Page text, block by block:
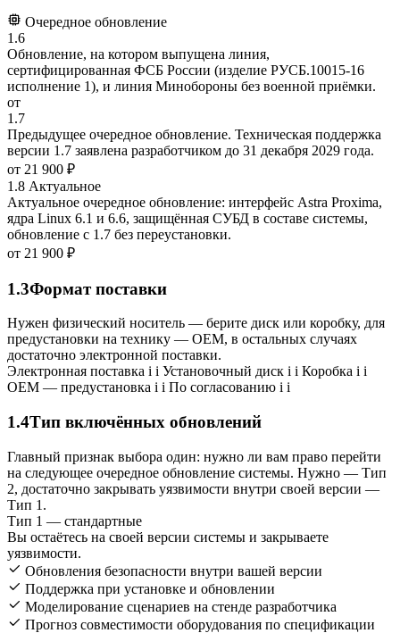
Очередное обновление
1.6
Обновление, на котором выпущена линия,
сертифицированная ФСБ России (изделие РУСБ.10015-16
исполнение 1), и линия Минобороны без военной приёмки.
от
1.7
Предыдущее очередное обновление. Техническая поддержка
версии 1.7 заявлена разработчиком до 31 декабря 2029 года.
от 21 900 ₽
1.8 Актуальное
Актуальное очередное обновление: интерфейс Astra Proxima,
ядра Linux 6.1 и 6.6, защищённая СУБД в составе системы,
обновление с 1.7 без переустановки.
от 21 900 ₽
1.3Формат поставки
Нужен физический носитель — берите диск или коробку, для
предустановки на технику — OEM, в остальных случаях
достаточно электронной поставки.
Электронная поставка i i Установочный диск i i Коробка i i
OEM — предустановка i i По согласованию i i
1.4Тип включённых обновлений
Главный признак выбора один: нужно ли вам право перейти
на следующее очередное обновление системы. Нужно — Тип
2, достаточно закрывать уязвимости внутри своей версии —
Тип 1.
Тип 1 — стандартные
Вы остаётесь на своей версии системы и закрываете
уязвимости.
Обновления безопасности внутри вашей версии
Поддержка при установке и обновлении
Моделирование сценариев на стенде разработчика
Прогноз совместимости оборудования по спецификации